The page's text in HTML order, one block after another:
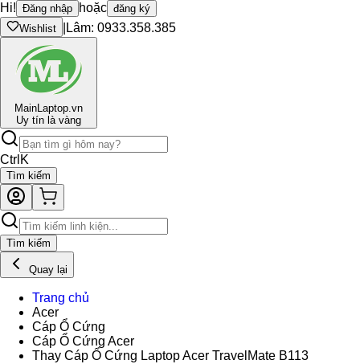
Hi! Đăng nhập hoặc đăng ký
Wishlist
Lâm: 0933.358.385
MainLaptop.vn
Uy tín là vàng
Ctrl K
Tìm kiếm
Tìm kiếm
Quay lại
Trang chủ
Acer
Cáp Ổ Cứng
Cáp Ổ Cứng Acer
Thay Cáp Ổ Cứng Laptop Acer TravelMate B113